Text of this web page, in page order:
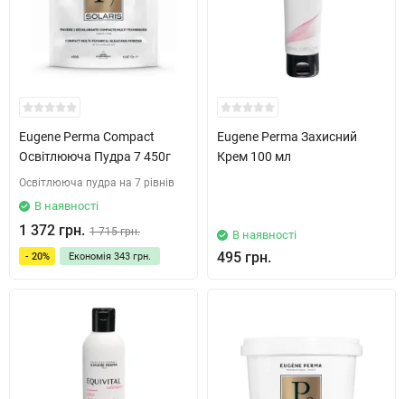
Eugene Perma Compact
Освітлююча Пудра 7 450г
Освітлююча пудра на 7 рівнів
В наявності
1 372 грн. 1 715 грн.
- 20% Економія 343 грн.
Eugene Perma Захисний
Крем 100 мл
В наявності
495 грн.